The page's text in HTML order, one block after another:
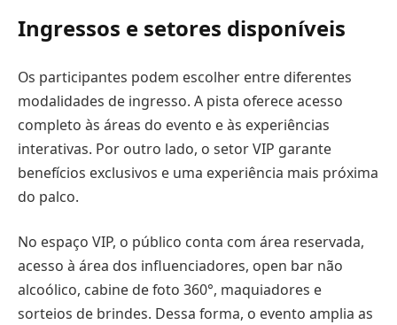
Ingressos e setores disponíveis
Os participantes podem escolher entre diferentes
modalidades de ingresso. A pista oferece acesso
completo às áreas do evento e às experiências
interativas. Por outro lado, o setor VIP garante
benefícios exclusivos e uma experiência mais próxima
do palco.
No espaço VIP, o público conta com área reservada,
acesso à área dos influenciadores, open bar não
alcoólico, cabine de foto 360°, maquiadores e
sorteios de brindes. Dessa forma, o evento amplia as